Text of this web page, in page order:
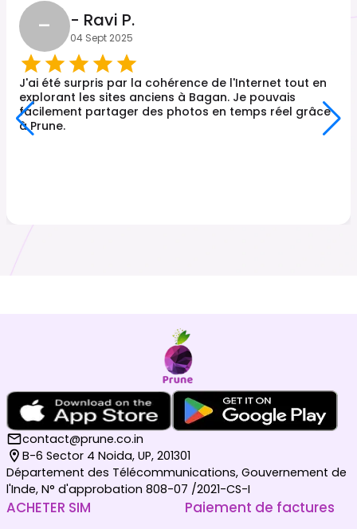
- - Ravi P.
04 Sept 2025
J'ai été surpris par la cohérence de l'Internet tout en
explorant les sites anciens à Bagan. Je pouvais
facilement partager des photos en temps réel grâce
à Prune.
contact@prune.co.in
B-6 Sector 4 Noida, UP, 201301
Département des Télécommunications, Gouvernement de
l'Inde, N° d'approbation 808-07 /2021-CS-I
ACHETER SIM Paiement de factures